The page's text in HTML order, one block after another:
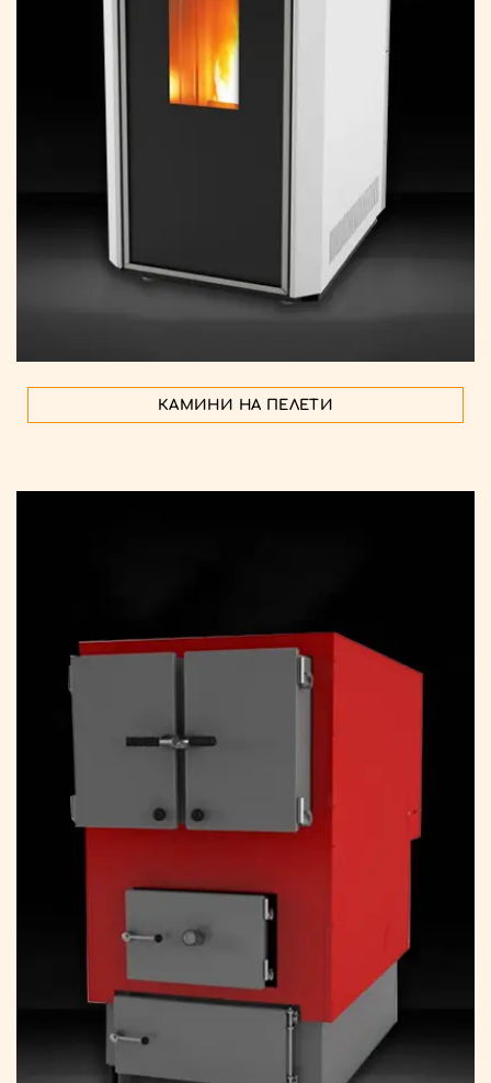
КАМИНИ НА ПЕЛЕТИ